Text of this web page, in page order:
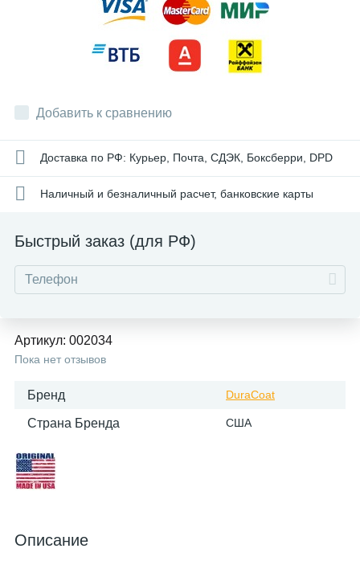
Добавить к сравнению
Доставка по РФ: Курьер, Почта, СДЭК, Боксберри, DPD
Наличный и безналичный расчет, банковские карты
Быстрый заказ (для РФ)
Артикул: 002034
Пока нет отзывов
Бренд DuraCoat
Страна Бренда США
Описание